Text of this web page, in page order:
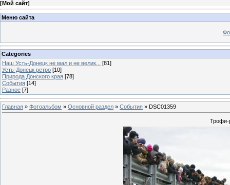
[Мой сайт]
Меню сайта
Categories
Наш Усть-Донецк не мал и не велик...
[81]
Усть-Донецк ретро [10]
Природа Донского края [78]
События [14]
Разное [7]
Главная » Фотоальбом » Основной раздел » События » DSC01359
Трофи-